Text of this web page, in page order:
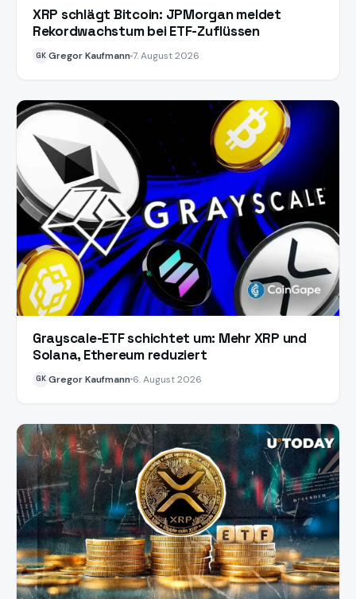
XRP schlägt Bitcoin: JPMorgan meldet
Rekordwachstum bei ETF-Zuflüssen
GK Gregor Kaufmann7. August 2026
Grayscale-ETF schichtet um: Mehr XRP und
Solana, Ethereum reduziert
GK Gregor Kaufmann 6. August 2026